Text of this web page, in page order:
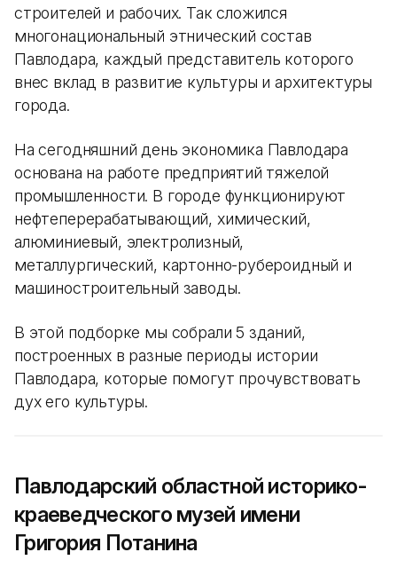
строителей и рабочих. Так сложился
многонациональный этнический состав
Павлодара, каждый представитель которого
внес вклад в развитие культуры и архитектуры
города.
На сегодняшний день экономика Павлодара
основана на работе предприятий тяжелой
промышленности. В городе функционируют
нефтеперерабатывающий, химический,
алюминиевый, электролизный,
металлургический, картонно-рубероидный и
машиностроительный заводы.
В этой подборке мы собрали 5 зданий,
построенных в разные периоды истории
Павлодара, которые помогут прочувствовать
дух его культуры.
Павлодарский областной историко-
краеведческого музей имени
Григория Потанина